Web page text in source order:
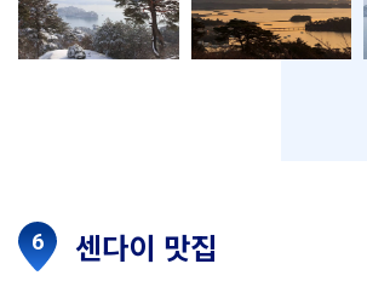
센다이 맛집